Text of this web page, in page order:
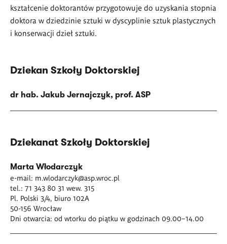
kształcenie doktorantów przygotowuje do uzyskania stopnia
doktora w dziedzinie sztuki w dyscyplinie sztuk plastycznych
i konserwacji dzieł sztuki.
Dziekan Szkoły Doktorskiej
dr hab. Jakub Jernajczyk, prof. ASP
Dziekanat Szkoły Doktorskiej
Marta Włodarczyk
e-mail: m.wlodarczyk@asp.wroc.pl
tel.: 71 343 80 31 wew. 315
Pl. Polski 3/4, biuro 102A
50-156 Wrocław
Dni otwarcia: od wtorku do piątku w godzinach 09.00–14.00